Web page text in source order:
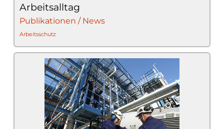
Arbeitsalltag
Publikationen / News
Arbeitsschutz